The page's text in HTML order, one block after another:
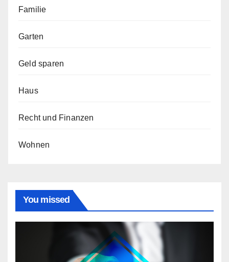
Familie
Garten
Geld sparen
Haus
Recht und Finanzen
Wohnen
You missed